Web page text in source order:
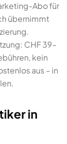
Abo für
übernimmt
CHF 39–
kein
aus – in
in